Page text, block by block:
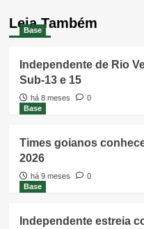
Leia Também
Base
Independente de Rio
Sub-13 e 15
há 8 meses
0
Base
Times goianos
2026
há 9 meses
0
Base
Independente estreia